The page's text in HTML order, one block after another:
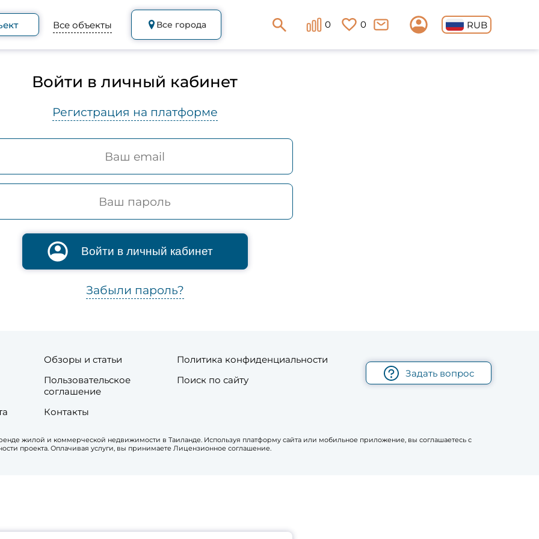
Все объекты Все города 0 0 RUB
Войти в личный кабинет
Регистрация на платформе
Забыли пароль?
Обзоры и статьи
Политика конфиденциальности
Пользовательское
соглашение
Поиск по сайту
Контакты
Задать вопрос
жилой и коммерческой недвижимости в Таиланде. Используя платформу сайта или мобильное приложение, вы соглашаетесь с
проекта. Оплачивая услуги, вы принимаете Лицензионное соглашение.